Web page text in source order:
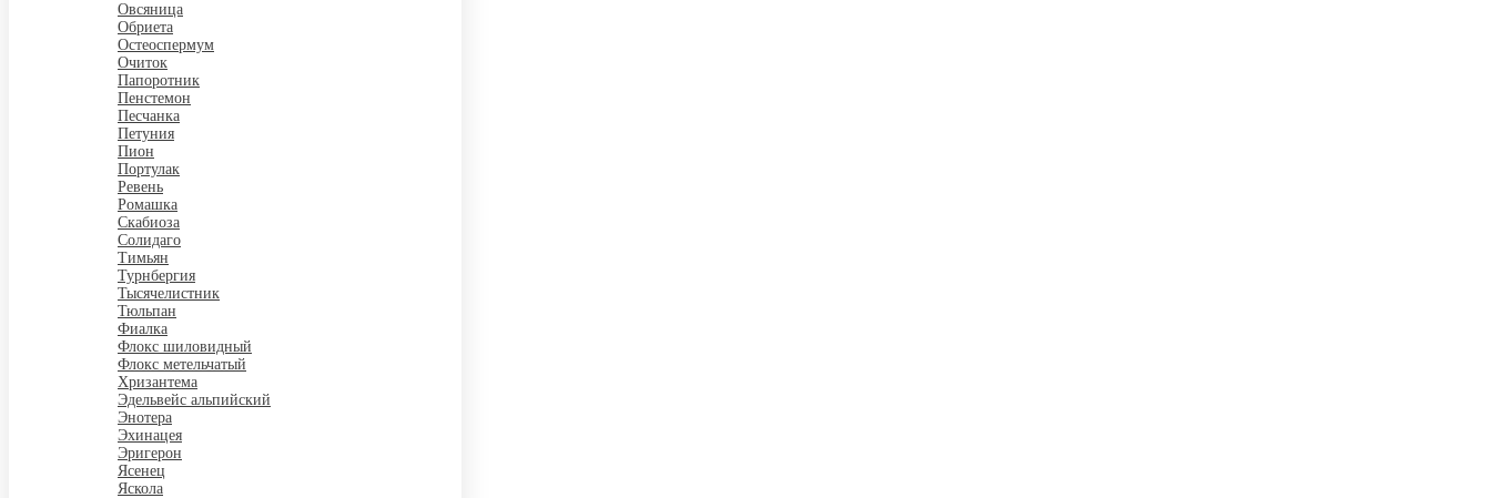
Овсяница
Обриета
Остеоспермум
Очиток
Папоротник
Пенстемон
Песчанка
Петуния
Пион
Портулак
Ревень
Ромашка
Скабиоза
Солидаго
Тимьян
Турнбергия
Тысячелистник
Тюльпан
Фиалка
Флокс шиловидный
Флокс метельчатый
Хризантема
Эдельвейс альпийский
Энотера
Эхинацея
Эригерон
Ясенец
Яскола